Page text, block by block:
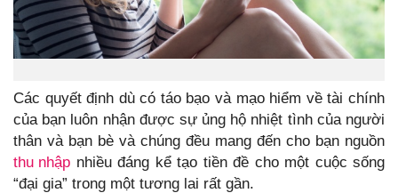
Các quyết định dù có táo bạo và mạo hiểm về tài chính
của bạn luôn nhận được sự ủng hộ nhiệt tình của người
thân và bạn bè và chúng đều mang đến cho bạn nguồn
thu nhập nhiều đáng kể tạo tiền đề cho một cuộc sống
“đại gia” trong một tương lai rất gần.